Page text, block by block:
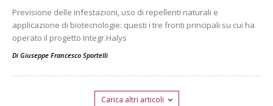
Previsione delle infestazioni, uso di repellenti naturali e
applicazione di biotecnologie: questi i tre fronti principali su cui ha
operato il progetto Integr.Halys
Di Giuseppe Francesco Sportelli
Carica altri articoli